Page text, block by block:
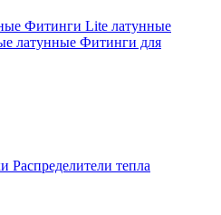
Фитинги Lite латунные
латунные Фитинги для
Распределители тепла